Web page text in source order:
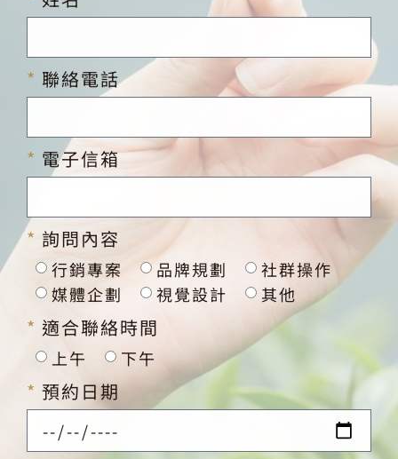
聯絡電話
電子信箱
詢問內容
行銷專案 品牌規劃
社群操作
媒體企劃
視覺設計 其他
適合聯絡時間
上午 下午
預約日期